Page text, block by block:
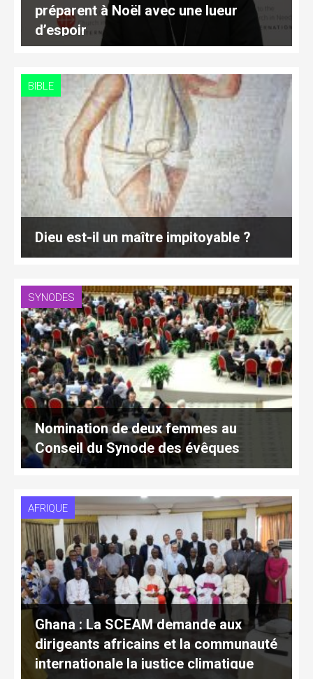
préparent à Noël avec une lueur
d’espoir
BIBLE
Dieu est-il un maître impitoyable ?
SYNODES
Nomination de deux femmes au
Conseil du Synode des évêques
AFRIQUE
Ghana : La SCEAM demande aux
dirigeants africains et la communauté
internationale la justice climatique